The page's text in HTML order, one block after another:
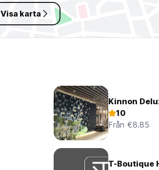
Visa karta
Kinnon
10
Från €8.85
T-Boutique